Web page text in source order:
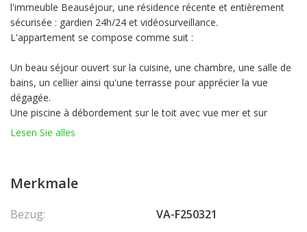
l'immeuble Beauséjour, une résidence récente et entièrement
sécurisée : gardien 24h/24 et vidéosurveillance.
L'appartement se compose comme suit :
Un beau séjour ouvert sur la cuisine, une chambre, une salle de
bains, un cellier ainsi qu'une terrasse pour apprécier la vue
dégagée.
Une piscine à débordement sur le toit avec vue mer et sur
Monaco est également accessible.
Les honoraires sont à la charge du vendeur.
Lesen Sie alles
Merkmale
Bezug:
VA-F250321